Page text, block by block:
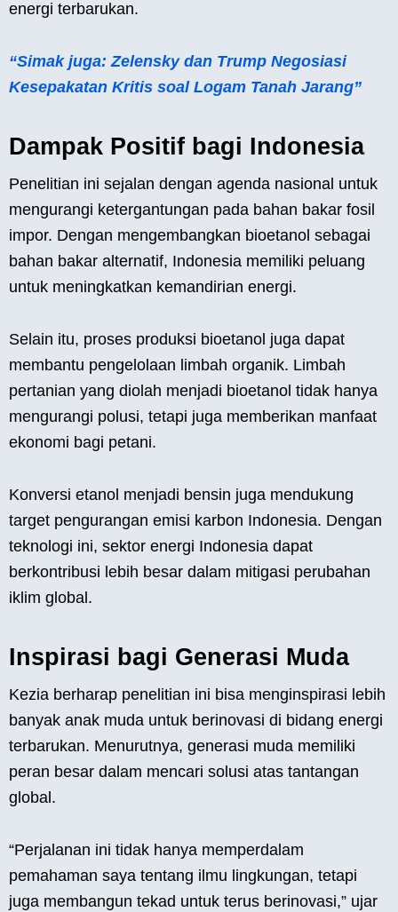
energi terbarukan.
“Simak juga: Zelensky dan Trump Negosiasi
Kesepakatan Kritis soal Logam Tanah Jarang”
Dampak Positif bagi Indonesia
Penelitian ini sejalan dengan agenda nasional untuk
mengurangi ketergantungan pada bahan bakar fosil
impor. Dengan mengembangkan bioetanol sebagai
bahan bakar alternatif, Indonesia memiliki peluang
untuk meningkatkan kemandirian energi.
Selain itu, proses produksi bioetanol juga dapat
membantu pengelolaan limbah organik. Limbah
pertanian yang diolah menjadi bioetanol tidak hanya
mengurangi polusi, tetapi juga memberikan manfaat
ekonomi bagi petani.
Konversi etanol menjadi bensin juga mendukung
target pengurangan emisi karbon Indonesia. Dengan
teknologi ini, sektor energi Indonesia dapat
berkontribusi lebih besar dalam mitigasi perubahan
iklim global.
Inspirasi bagi Generasi Muda
Kezia berharap penelitian ini bisa menginspirasi lebih
banyak anak muda untuk berinovasi di bidang energi
terbarukan. Menurutnya, generasi muda memiliki
peran besar dalam mencari solusi atas tantangan
global.
“Perjalanan ini tidak hanya memperdalam
pemahaman saya tentang ilmu lingkungan, tetapi
juga membangun tekad untuk terus berinovasi,” ujar